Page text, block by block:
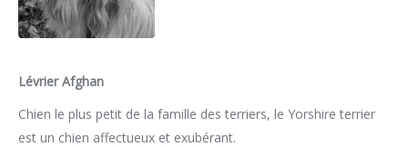
Lévrier Afghan
Chien le plus petit de la famille des terriers, le Yorshire terrier
est un chien affectueux et exubérant.